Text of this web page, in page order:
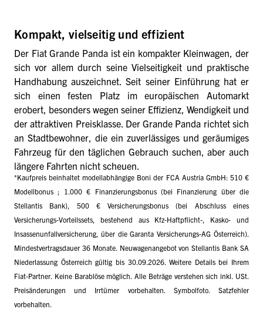
Kompakt, vielseitig und effizient
Der Fiat Grande Panda ist ein kompakter Kleinwagen, der
sich vor allem durch seine Vielseitigkeit und praktische
Handhabung auszeichnet. Seit seiner Einführung hat er
sich einen festen Platz im europäischen Automarkt
erobert, besonders wegen seiner Effizienz, Wendigkeit und
der attraktiven Preisklasse. Der Grande Panda richtet sich
an Stadtbewohner, die ein zuverlässiges und geräumiges
Fahrzeug für den täglichen Gebrauch suchen, aber auch
längere Fahrten nicht scheuen.
*Kaufpreis beinhaltet modellabhängige Boni der FCA Austria GmbH: 510 €
Modellbonus ; 1.000 € Finanzierungsbonus (bei Finanzierung über die
Stellantis Bank), 500 € Versicherungsbonus (bei Abschluss eines
Versicherungs-Vorteilssets, bestehend aus Kfz-Haftpflicht-, Kasko- und
Insassenunfallversicherung, über die Garanta Versicherungs-AG Österreich).
Mindestvertragsdauer 36 Monate. Neuwagenangebot von Stellantis Bank SA
Niederlassung Österreich gültig bis 30.09.2026. Weitere Details bei Ihrem
Fiat-Partner. Keine Barablöse möglich. Alle Beträge verstehen sich inkl. USt.
Preisänderungen und Irrtümer vorbehalten. Symbolfoto. Satzfehler
vorbehalten.